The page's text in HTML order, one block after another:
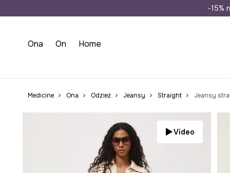
Wysyłka
-15%
Ona On Home
Medicine Ona Odzież Jeansy Straight Jeansy
Video